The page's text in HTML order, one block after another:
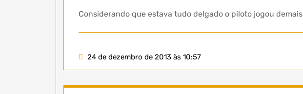
24 de dezembro de 2013 às 10:57
Considerando que estava tudo delgado o piloto jogou demais